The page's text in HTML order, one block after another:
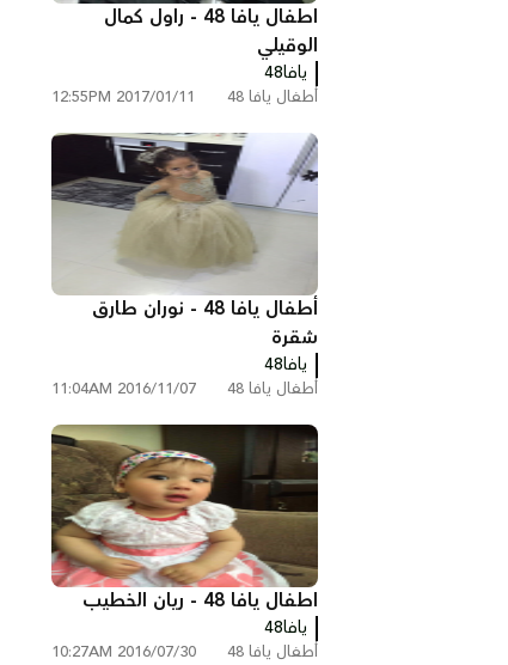
اطفال يافا 48 - راول كمال
الوقيلي
يافا48
أطفال يافا 48 2017/01/11 12:55PM
أطفال يافا 48 - نوران طارق
شقرة
يافا48
أطفال يافا 48 2016/11/07 11:04AM
اطفال يافا 48 - ريان الخطيب
يافا48
أطفال يافا 48 2016/07/30 10:27AM